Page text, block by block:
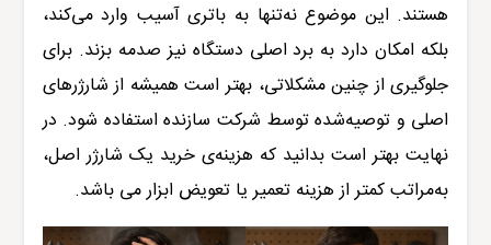
هستند. این موضوع نه‌تنها به باتری آسیب وارد می‌کند،
بلکه امکان دارد به برد اصلی دستگاه نیز صدمه بزند. برای
جلوگیری از چنین مشکلاتی، بهتر است همیشه از شارژرهای
اصلی و توصیه‌شده توسط شرکت سازنده استفاده شود. در
نهایت بهتر است بدانید که هزینه‌ی خرید یک شارژر اصل،
به‌مراتب کمتر از هزینه تعمیر یا تعویض ابزار می باشد.